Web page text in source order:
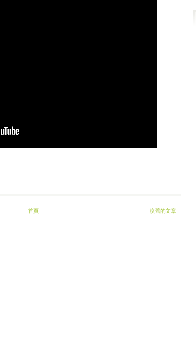
s
m
較舊的文章
首頁